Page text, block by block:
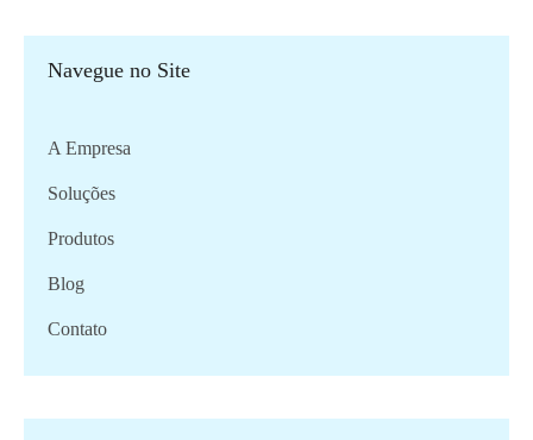
Navegue no Site
A Empresa
Soluções
Produtos
Blog
Contato